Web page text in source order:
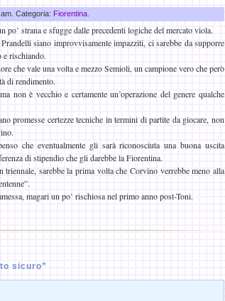
Categoria: Fiorentina
strana e sfugge dalle precedenti logiche del mercato viola.
siano improvvisamente impazziti, ci sarebbe da supporre
e rischiando.
che vale una volta e mezzo Semioli, un campione vero che però
di rendimento.
non è vecchio e certamente un’operazione del genere qualche
promesse certezze tecniche in termini di partite da giocare, non
che eventualmente gli sarà riconosciuta una buona uscita
di stipendio che gli darebbe la Fiorentina.
sarebbe la prima volta che Corvino verrebbe meno alla
magari un po’ rischiosa nel primo anno post-Toni.
sicuro”